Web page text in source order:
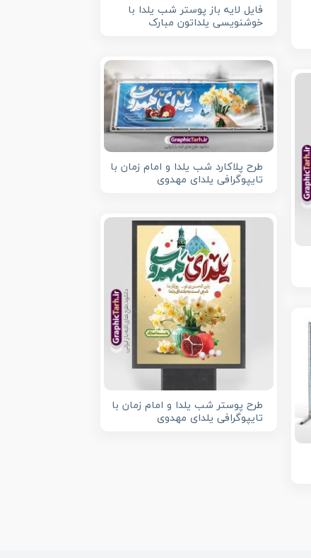
فایل لایه باز پوستر شب یلدا با
خوشنویسی یلداتون مبارک
طرح پلاکارد شب یلدا و امام زمان با
تایپوگرافی یلدای مهدوی
طرح پوستر شب یلدا و امام زمان با
تایپوگرافی یلدای مهدوی